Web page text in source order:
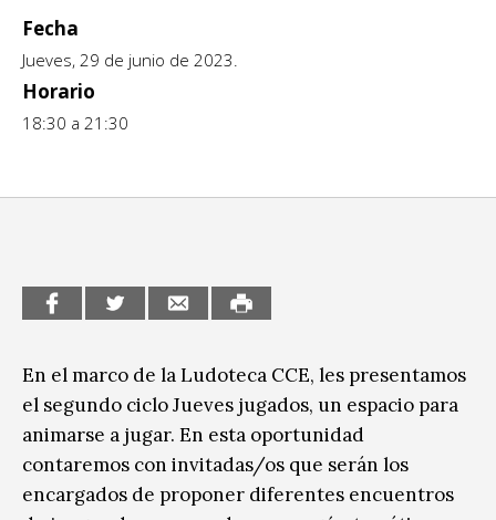
CCE en el interior/libros
Espacio itinerante de lectura infantil
Exposiciones
Formación
Infantil y Juvenil
Medio Ambiente
Sin categoría
Fecha
Jueves, 29 de junio de 2023.
Horario
18:30 a 21:30
En el marco de la Ludoteca CCE, les presentamos
el segundo ciclo Jueves jugados, un espacio para
animarse a jugar. En esta oportunidad
contaremos con invitadas/os que serán los
encargados de proponer diferentes encuentros